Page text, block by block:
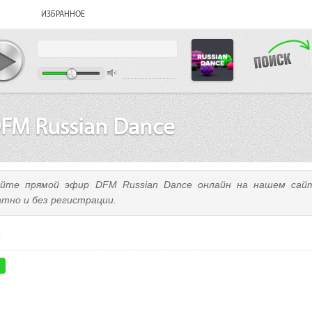
ИЗБРАННОЕ
Russian Dance
прямой эфир DFM Russian Dance онлайн на нашем
и без регистрации.